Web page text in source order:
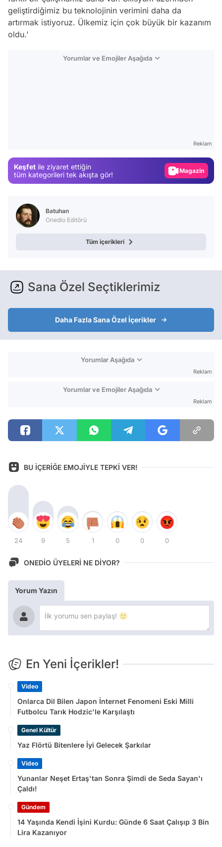
geliştirdiğimiz bu teknolojinin verimini daha da
artırmak istiyoruz. Ülkemiz için çok büyük bir kazanım
oldu.'
Yorumlar ve Emojiler Aşağıda
Reklam
Keşfet ile ziyaret ettiğin
tüm kategorileri tek akışta gör!
Magazin
Batuhan
Onedio Editörü
Tüm içerikleri
Sana Özel Seçtiklerimiz
Daha Fazla Sana Özel İçerikler
Yorumlar Aşağıda
Reklam
Yorumlar ve Emojiler Aşağıda
Reklam
BU İÇERİĞE EMOJİYLE TEPKİ VER!
24 9 5 1 0 0 0
ONEDİO ÜYELERİ NE DİYOR?
Yorum Yazın
En Yeni İçerikler!
Video
Onlarca Dil Bilen Japon İnternet Fenomeni Eski Milli
Futbolcu Tarık Hodzic'le Karşılaştı
Genel Kültür
Yaz Flörtü Bitenlere İyi Gelecek Şarkılar
Video
Yunanlar Neşet Ertaş'tan Sonra Şimdi de Seda Sayan'ı
Çaldı!
Gündem
14 Yaşında Kendi İşini Kurdu: Günde 6 Saat Çalışıp 3 Bin
Lira Kazanıyor